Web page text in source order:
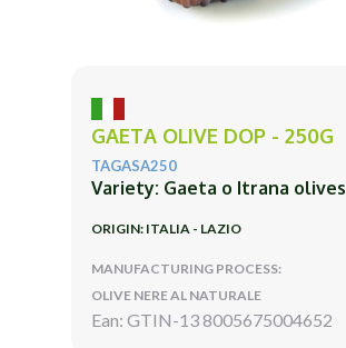
GAETA OLIVE DOP - 250G
TAGASA250
Variety: Gaeta o Itrana olives
ORIGIN: ITALIA - LAZIO
MANUFACTURING PROCESS:
OLIVE NERE AL NATURALE
Ean: GTIN-13 8005675004652